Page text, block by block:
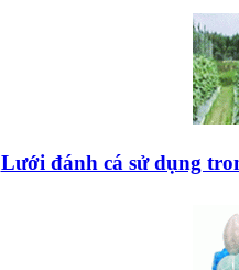
Lưới đánh cá sử dụng